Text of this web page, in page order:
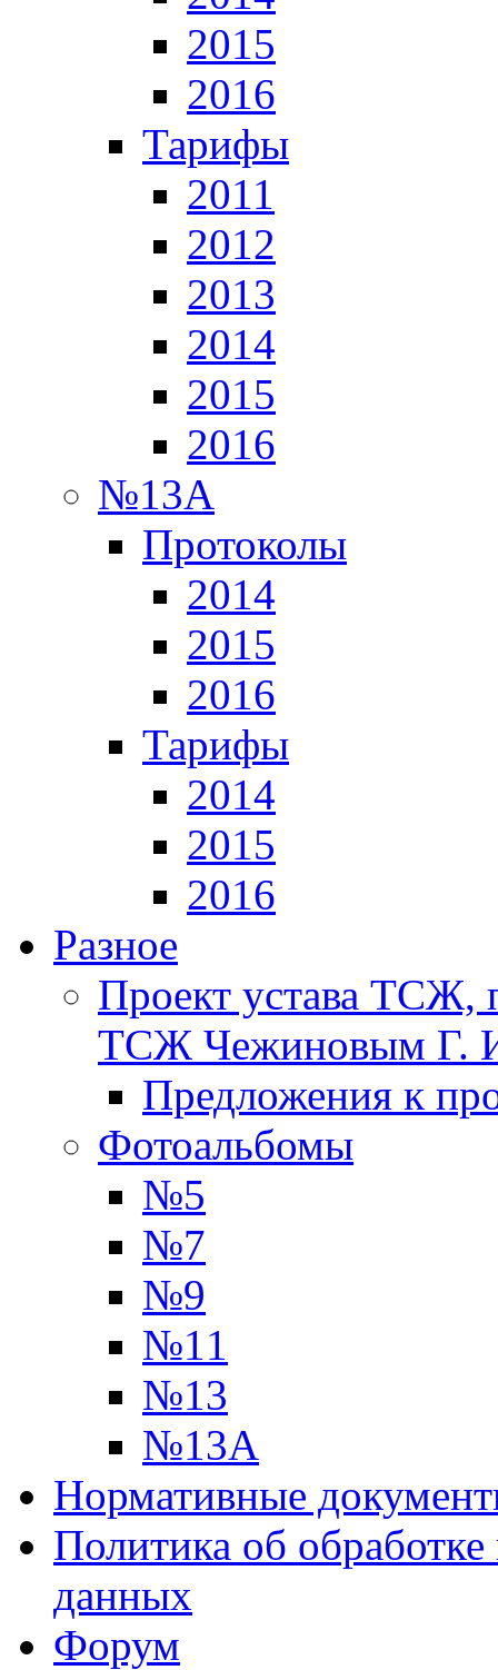
2015
2016
Тарифы
2011
2012
2013
2014
2015
2016
№13А
Протоколы
2014
2015
2016
Тарифы
2014
2015
2016
Разное
Проект устава ТСЖ,
ТСЖ Чежиновым Г.
Предложения к
Фотоальбомы
№5
№7
№9
№11
№13
№13А
Нормативные
Политика об
данных
Форум